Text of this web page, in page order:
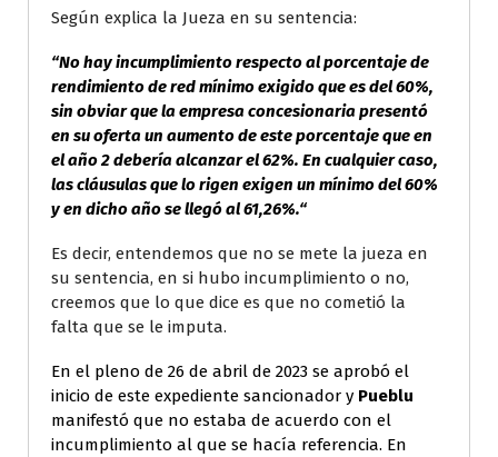
Según explica la Jueza en su sentencia:
“No hay incumplimiento respecto al porcentaje de
rendimiento de red mínimo exigido que es del 60%,
sin obviar que la empresa concesionaria presentó
en su oferta un aumento de este porcentaje que en
el año 2 debería alcanzar el 62%. En cualquier caso,
las cláusulas que lo rigen exigen un mínimo del 60%
y en dicho año se llegó al 61,26%.“
Es decir, entendemos que no se mete la jueza en
su sentencia, en si hubo incumplimiento o no,
creemos que lo que dice es que no cometió la
falta que se le imputa.
En el pleno de 26 de abril de 2023 se aprobó el
inicio de este expediente sancionador y Pueblu
manifestó que no estaba de acuerdo con el
incumplimiento al que se hacía referencia. En